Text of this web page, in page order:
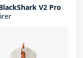
V2 Pro